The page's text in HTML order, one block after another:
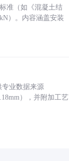
准（如《混凝土结
）。内容涵盖安装
专业数据来源
），并附加工艺